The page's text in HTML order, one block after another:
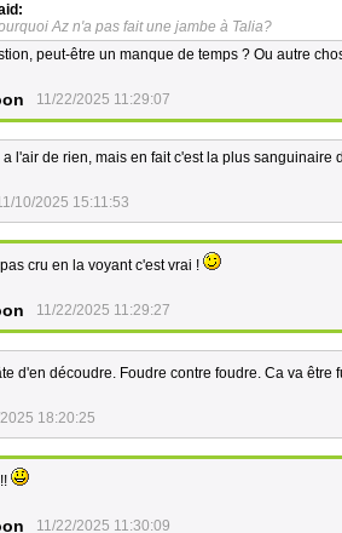
Az n'a pas fait une jambe à Talia?
peut-être un manque de temps ? Ou autre
11/22/2025 11:29:07
l'air de rien, mais en fait c'est la plus sanguinaire
10/2025 15:11:53
cru en la voyant c'est vrai !
11/22/2025 11:29:27
d'en découdre. Foudre contre foudre. Ca va être
18:20:25
11/22/2025 11:30:09